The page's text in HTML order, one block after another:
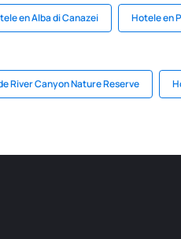
en Alba di Canazei Hotele en
River Canyon Nature Reserve